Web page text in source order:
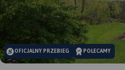
MAPA TURYSTYCZNA W
APLIKACJI TRASEO
OFICJALNY PRZEBIEG POLECAMY